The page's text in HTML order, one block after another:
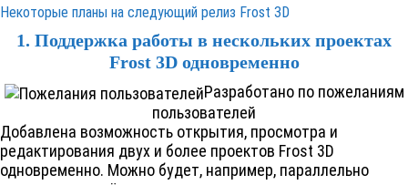
Некоторые планы на следующий релиз Frost 3D
1. Поддержка работы в нескольких проектах
Frost 3Dодновременно
Разработано по пожеланиям
пользователей
Добавлена возможность открытия, просмотра и
редактирования двух и более проектов Frost 3D
одновременно. Можно будет, например, параллельно